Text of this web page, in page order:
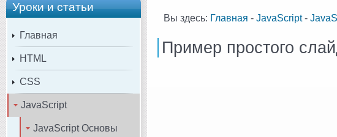
Уроки и статьи
Главная
HTML
CSS
JavaScript
JavaScript Основы
Вы здесь: Главная - JavaScript-
Пример простого